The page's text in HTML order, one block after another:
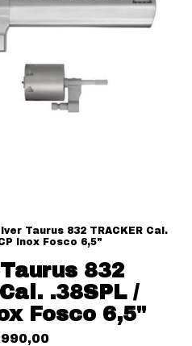
Taurus 832 TRACKER Cal.
Inox Fosco 6,5"
832
.38SPL /
Fosco 6,5"